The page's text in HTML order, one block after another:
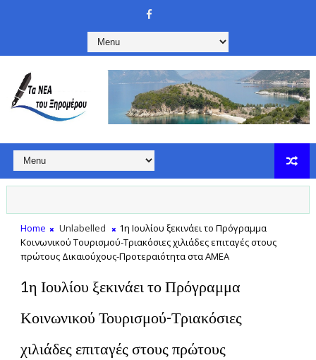
Home Unlabelled
1η Ιουλίου ξεκινάει το Πρόγραμμα
Κοινωνικού Τουρισμού-Τριακόσιες χιλιάδες επιταγές στους
πρώτους Δικαιούχους-Προτεραιότητα στα ΑΜΕΑ
1η Ιουλίου ξεκινάει το Πρόγραμμα
Κοινωνικού Τουρισμού-Τριακόσιες
χιλιάδες επιταγές στους πρώτους